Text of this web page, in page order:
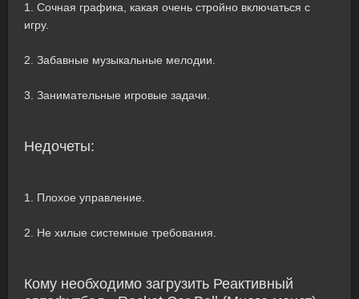
1. Сочная графика, какая очень стройно включаться с
игру.
2. Забавные музыкальные мелодии.
3. Занимательные игровые задачи.
Недочеты:
1. Плохое управление.
2. Не хилые системные требования.
Кому необходимо загрузить Реактивный